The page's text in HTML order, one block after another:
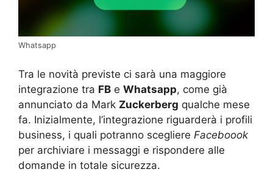
Whatsapp
Tra le novità previste ci sarà una maggiore
integrazione tra FB e Whatsapp, come già
annunciato da Mark Zuckerberg qualche mese
fa. Inizialmente, l’integrazione riguarderà i profili
business, i quali potranno scegliere Faceboook
per archiviare i messaggi e rispondere alle
domande in totale sicurezza.